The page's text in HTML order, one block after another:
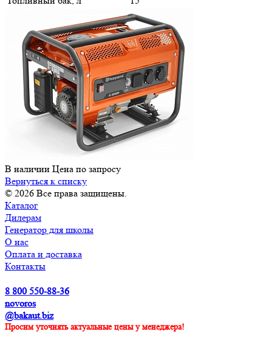
В наличии Цена по запросу
Вернуться к списку
© 2026 Все права защищены.
Каталог
Дилерам
Генератор для школы
О нас
Оплата и доставка
Контакты
8 800 550-88-36
novoros
@bakaut.biz
Просим уточнять актуальные цены у менеджера!